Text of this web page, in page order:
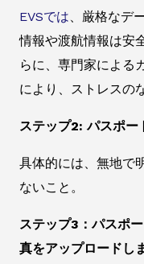
EVSでは、厳格なデ
情報や渡航情報は安
らに、専門家による
により、ストレスの
ステップ2: パスポー
具体的には、無地で
ないこと。
ステップ3：パスポ
真をアップロードし